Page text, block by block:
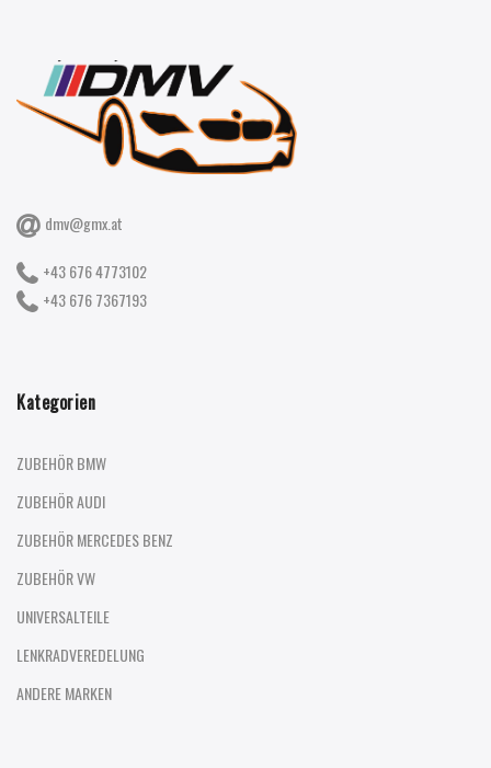
dmv@gmx.at
+43 676 4773102
+43 676 7367193
Kategorien
ZUBEHÖR BMW
ZUBEHÖR AUDI
ZUBEHÖR MERCEDES BENZ
ZUBEHÖR VW
UNIVERSALTEILE
LENKRADVEREDELUNG
ANDERE MARKEN